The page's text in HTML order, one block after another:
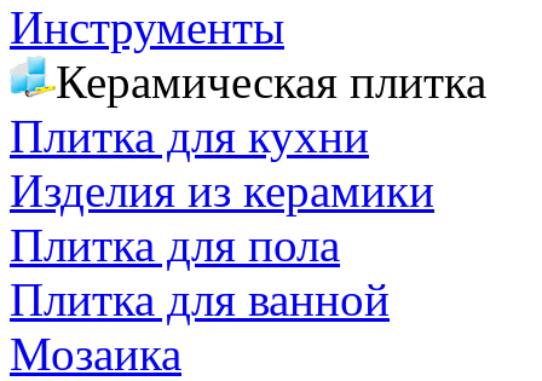
Инструменты
Керамическая плитка
Плитка для кухни
Изделия из керамики
Плитка для пола
Плитка для ванной
Мозаика